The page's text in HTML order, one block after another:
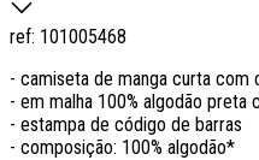
ref: 101005468
- camiseta de manga curta com
- em malha 100% algodão preta
- estampa de código de barras
- composição: 100% algodão*